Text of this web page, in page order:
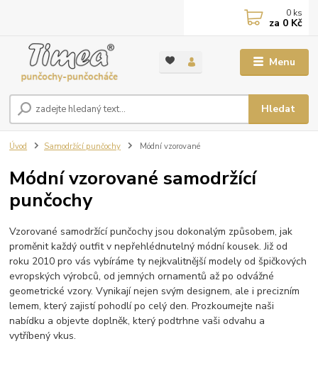
Menu
Hledat
0 ks
za 0 Kč
Úvod Samodržící punčochy Módní vzorované
Módní vzorované samodržící
punčochy
Vzorované samodržící punčochy jsou dokonalým způsobem, jak
proměnit každý outfit v nepřehlédnutelný módní kousek. Již od
roku 2010 pro vás vybíráme ty nejkvalitnější modely od špičkových
evropských výrobců, od jemných ornamentů až po odvážné
geometrické vzory. Vynikají nejen svým designem, ale i precizním
lemem, který zajistí pohodlí po celý den. Prozkoumejte naši
nabídku a objevte doplněk, který podtrhne vaši odvahu a
vytříbený vkus.